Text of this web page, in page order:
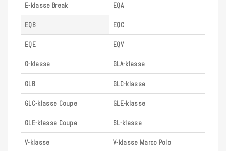
E-klasse Break EQA
EQB EQC
EQE EQV
G-klasse GLA-klasse
GLB GLC-klasse
GLC-klasse Coupe GLE-klasse
GLE-klasse Coupe SL-klasse
V-klasse V-klasse Marco Polo